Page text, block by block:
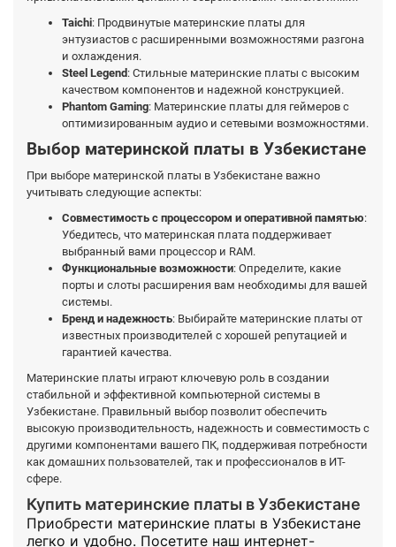
Taichi: Продвинутые материнские платы для
энтузиастов с расширенными возможностями разгона
и охлаждения.
Steel Legend : Стильные материнские платы с высоким
качеством компонентов и надежной конструкцией.
Phantom Gaming: Материнские платы для геймеров с
оптимизированным аудио и сетевыми возможностями.
Выбор материнской платы в Узбекистане
При выборе материнской платы в Узбекистане важно
учитывать следующие аспекты:
Совместимость с процессором и оперативной памятью:
Убедитесь, что материнская плата поддерживает
выбранный вами процессор и RAM.
Функциональные возможности: Определите, какие
порты и слоты расширения вам необходимы для вашей
системы.
Бренд и надежность: Выбирайте материнские платы от
известных производителей с хорошей репутацией и
гарантией качества.
Материнские платы играют ключевую роль в создании
стабильной и эффективной компьютерной системы в
Узбекистане. Правильный выбор позволит обеспечить
высокую производительность, надежность и совместимость с
другими компонентами вашего ПК, поддерживая потребности
как домашних пользователей, так и профессионалов в ИТ-
сфере.
Купить материнские платы в Узбекистане
Приобрести материнские платы в Узбекистане
легко и удобно. Посетите наш интернет-